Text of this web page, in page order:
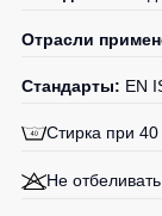
Отрасли
Стандарты: EN
Стирка при
Не отбеливать